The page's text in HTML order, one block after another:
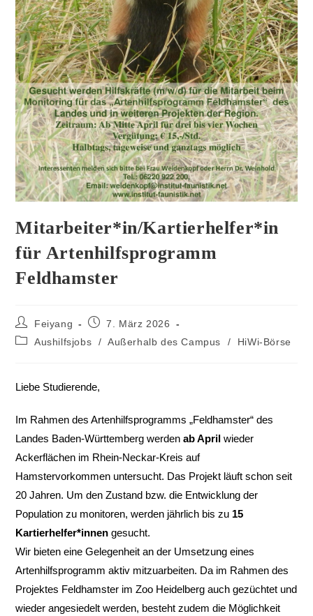
Mitarbeiter*in/Kartierhelfer*in
für Artenhilfsprogramm
Feldhamster
Feiyang
7. März 2026
Aushilfsjobs
/ Außerhalb des Campus / HiWi-Börse
Liebe Studierende,
Im Rahmen des Artenhilfsprogramms „Feldhamster“ des
Landes Baden-Württemberg werdenab April wieder
Ackerflächen im Rhein-Neckar-Kreis auf
Hamstervorkommen untersucht. Das Projekt läuft schon seit
20 Jahren. Um den Zustand bzw. die Entwicklung der
Population zu monitoren, werden jährlich bis zu 15
Kartierhelfer*innen gesucht.
Wir bieten eine Gelegenheit an der Umsetzung eines
Artenhilfsprogramm aktiv mitzuarbeiten. Da im Rahmen des
Projektes Feldhamster im Zoo Heidelberg auch gezüchtet und
wieder angesiedelt werden, besteht zudem die Möglichkeit